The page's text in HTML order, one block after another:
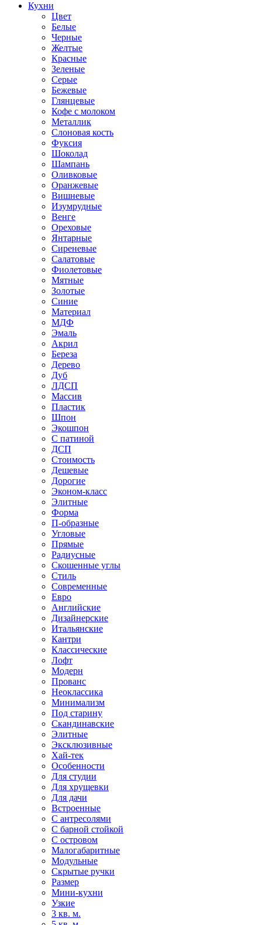
Кухни
Цвет
Белые
Черные
Желтые
Красные
Зеленые
Серые
Бежевые
Глянцевые
Кофе с молоком
Металлик
Слоновая кость
Фуксия
Шоколад
Шампань
Оливковые
Оранжевые
Вишневые
Изумрудные
Венге
Ореховые
Янтарные
Сиреневые
Салатовые
Фиолетовые
Мятные
Золотые
Синие
Материал
МДФ
Эмаль
Акрил
Береза
Дерево
Дуб
ЛДСП
Массив
Пластик
Шпон
Экошпон
С патиной
ДСП
Стоимость
Дешевые
Дорогие
Эконом-класс
Элитные
Форма
П-образные
Угловые
Прямые
Радиусные
Скошенные углы
Стиль
Современные
Евро
Английские
Дизайнерские
Итальянские
Кантри
Классические
Лофт
Модерн
Прованс
Неоклассика
Минимализм
Под старину
Скандинавские
Элитные
Эксклюзивные
Хай-тек
Особенности
Для студии
Для хрущевки
Для дачи
Встроенные
С антресолями
С барной стойкой
С островом
Малогабаритные
Модульные
Скрытые ручки
Размер
Мини-кухни
Узкие
3 кв. м.